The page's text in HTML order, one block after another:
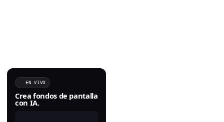
EN VIVO
Crea fondos de pantalla
con IA.